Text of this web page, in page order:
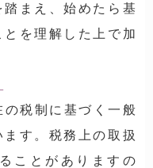
まえ、始めたら基
を理解した上で加
税制に基づく一般
す。税務上の取扱
ことがありますの